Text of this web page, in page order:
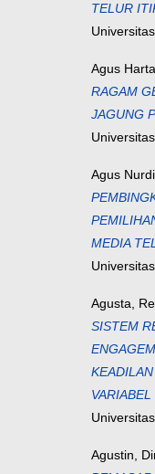
TELUR
Agus
RAGAM
JAGUNG
Agus
MEDIA
Agusta,
SISTEM
Agustin,